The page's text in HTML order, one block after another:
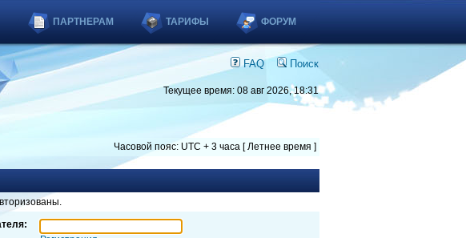
ПАРТНЕРАМ ТАРИФЫ ФОРУМ
FAQ Поиск
Текущее время: 08 авг 2026, 18:31
Часовой пояс: UTC + 3 часа [ Летнее время ]